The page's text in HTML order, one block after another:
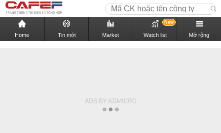
Home Tin mới Market Watch list
New
Mở rộng